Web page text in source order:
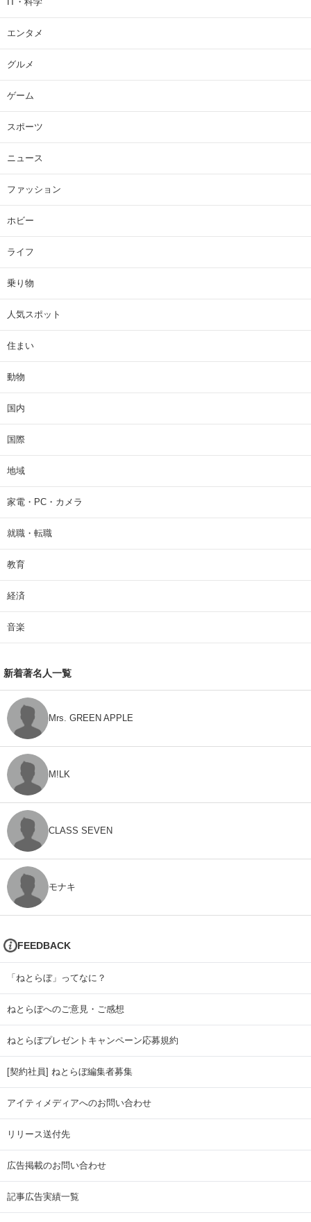
エンタメ
グルメ
ゲーム
スポーツ
ニュース
ファッション
ホビー
ライフ
乗り物
人気スポット
住まい
動物
国内
国際
地域
家電・PC・カメラ
就職・転職
教育
経済
音楽
新着著名人一覧
Mrs. GREEN APPLE
M!LK
CLASS SEVEN
モナキ
FEEDBACK
「ねとらぼ」ってなに？
ねとらぼへのご意見・ご感想
ねとらぼプレゼントキャンペーン応募規約
[契約社員] ねとらぼ編集者募集
アイティメディアへのお問い合わせ
リリース送付先
広告掲載のお問い合わせ
記事広告実績一覧